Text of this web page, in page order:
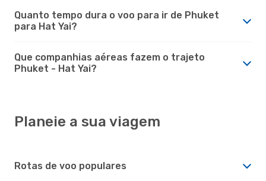
Quanto tempo dura o voo para ir de Phuket
para Hat Yai?
Que companhias aéreas fazem o trajeto
Phuket - Hat Yai?
Planeie a sua viagem
Rotas de voo populares